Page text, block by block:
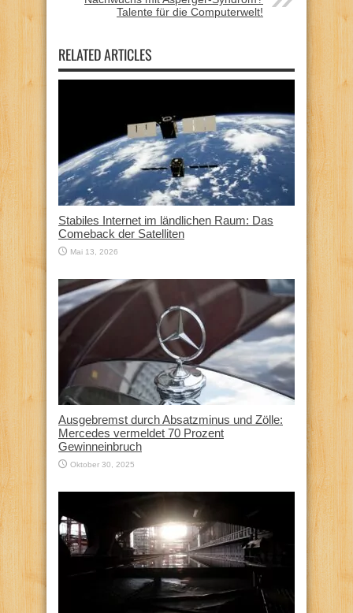
Talente für die Computerwelt!
RELATED ARTICLES
Stabiles Internet im ländlichen Raum: Das
Comeback der Satelliten
Mai 13, 2026
Ausgebremst durch Absatzminus und Zölle:
Mercedes vermeldet 70 Prozent
Gewinneinbruch
Oktober 30, 2025